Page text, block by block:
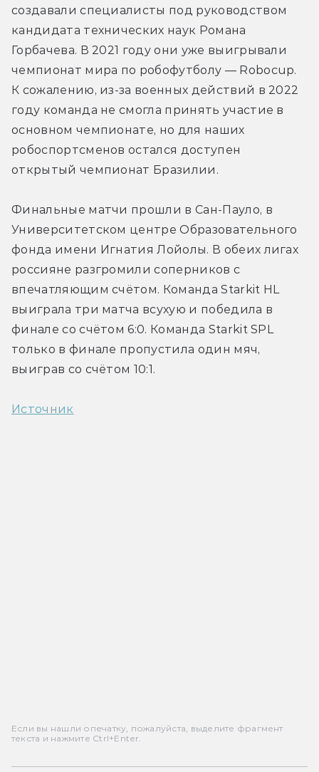
создавали специалисты под руководством
кандидата технических наук Романа
Горбачева. В 2021 году они уже выигрывали
чемпионат мира по робофутболу — Robocup.
К сожалению, из-за военных действий в 2022
году команда не смогла принять участие в
основном чемпионате, но для наших
робоспортсменов остался доступен
открытый чемпионат Бразилии.
Финальные матчи прошли в Сан-Пауло, в
Университетском центре Образовательного
фонда имени Игнатия Лойолы. В обеих лигах
россияне разгромили соперников с
впечатляющим счётом. Команда Starkit HL
выиграла три матча всухую и победила в
финале со счётом 6:0. Команда Starkit SPL
только в финале пропустила один мяч,
выиграв со счётом 10:1.
Источник
Если вы нашли опечатку, пожалуйста, выделите фрагмент
текста и нажмите Ctrl+Enter.